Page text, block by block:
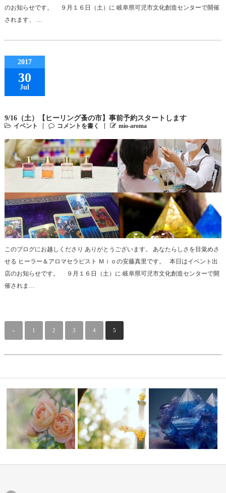
のお知らせです。 ９月１６日（土）に 岐阜県可児市文化創造センターで開催
されます、 …
2017
30
Jul
9/16（土）【ヒーリング蚤の市】事前予約スタートします
イベント コメントを書く mio-aroma
このブログにお越しくださり ありがとうございます。 あなたらしさを目覚めさ
せる ヒーラー＆アロマセラピスト Ｍｉｏの安藤真里です。 本日はイベント出
店のお知らせです。 ９月１６日（土）に 岐阜県可児市文化創造センターで開
催されま…
« 1 2 3 4 5